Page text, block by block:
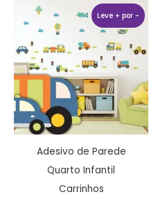
Leve + por -
Adesivo de Parede
Quarto Infantil
Carrinhos
preço
original
R$ 69,90.
O
preço
atual
é:
R$ 29,90.